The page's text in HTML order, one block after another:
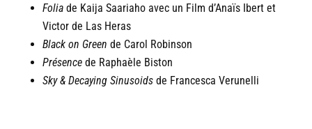
Foliade Kaija Saariaho avec un Film d’Anaïs Ibert et
Victor de Las Heras
Black on Green de Carol Robinson
Présencede Raphaèle Biston
Sky & Decaying Sinusoidsde Francesca Verunelli